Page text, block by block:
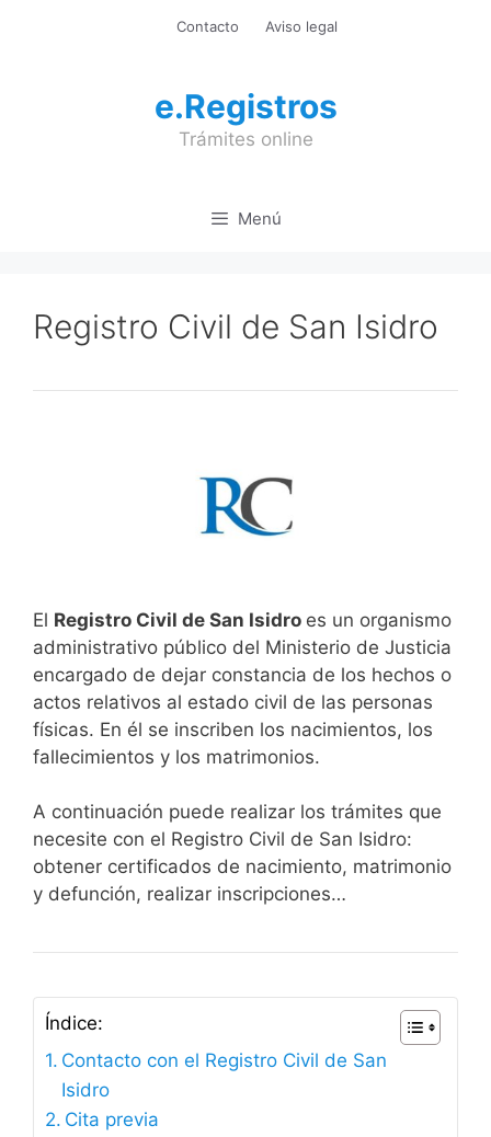
Contacto Aviso legal
e.Registros
Trámites online
Menú
Registro Civil de San Isidro
El Registro Civil de San Isidro es un organismo
administrativo público del Ministerio de Justicia
encargado de dejar constancia de los hechos o
actos relativos al estado civil de las personas
físicas. En él se inscriben los nacimientos, los
fallecimientos y los matrimonios.
A continuación puede realizar los trámites que
necesite con el Registro Civil de San Isidro:
obtener certificados de nacimiento, matrimonio
y defunción, realizar inscripciones…
Índice:
Contacto con el Registro Civil de San
Isidro
Cita previa